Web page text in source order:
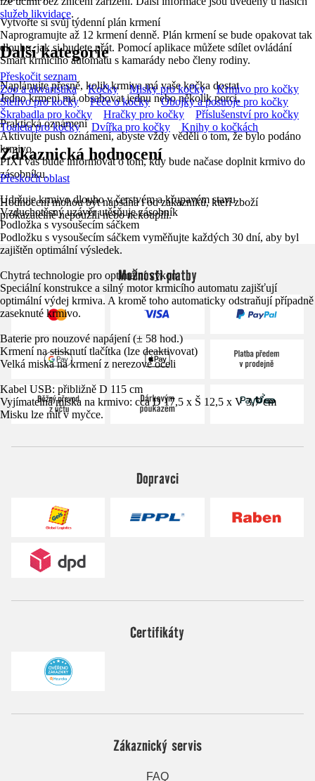
Vytvořte si svůj týdenní plán krmení
Naprogramujte až 12 krmení denně. Plán krmení se bude opakovat tak
dlouho, jak si budete přát. Pomocí aplikace můžete sdílet ovládání
Smart krmícího automatu s kamarády nebo členy rodiny.
Naplánujte přesně, kolik krmiva má vaše kočka dostat
Jedno krmení má obsahovat jednu nebo několik porcí.
Praktická oznámení
Aktivujte push oznámení, abyste vždy věděli o tom, že bylo podáno
krmivo.
PIXI vás bude informovat o tom, kdy bude načase doplnit krmivo do
zásobníku.
Udržuje krmivo dlouho v čerstvém a křupavém stavu
Vzduchotěsný uzávěr utěsňuje zásobník
Podložka s vysoušecím sáčkem
Podložku s vysoušecím sáčkem vyměňujte každých 30 dní, aby byl
zajištěn optimální výsledek.
Chytrá technologie pro optimální výkon
Speciální konstrukce a silný motor krmicího automatu zajišťují
optimální výdej krmiva. A kromě toho automaticky odstraňují případně
zaseknuté krmivo.
Baterie pro nouzové napájení (± 58 hod.)
Krmení na stisknutí tlačítka (lze deaktivovat)
Velká miska na krmení z nerezové oceli
Kabel USB: přibližně D 115 cm
Vyjímatelná miska na krmivo: cca D 17,5 x Š 12,5 x V 3,7 cm
Misku lze mít v myčce.
služeb likvidace.
Další kategorie
Přeskočit seznam
Zoo a akvaristika
Kočky Misky pro kočky
Krmivo pro kočky
Stelivo pro kočky
Péče o kočky
Obojky a postroje pro kočky
Škrabadla pro kočky
Hračky pro kočky
Příslušenství pro kočky
Toaleta pro kočky
Dvířka pro kočky Knihy o kočkách
Zákaznická hodnocení
Přeskočit oblast
Hodnocení mohou být napsána i od zákazníků, kteří zboží
prokazatelně nepoužili nebo nekoupili.
Možnosti platby
Dopravci
Certifikáty
Zákaznický servis
FAQ